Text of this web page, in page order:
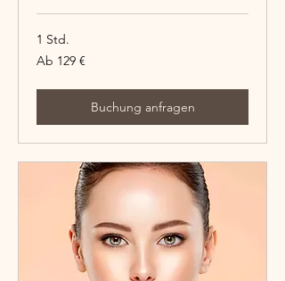
1 Std.
Ab
129
Ab 129 €
Buchung anfragen